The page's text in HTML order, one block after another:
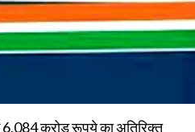
में 6,084 करोड़ रूपये का अतिरिक्त